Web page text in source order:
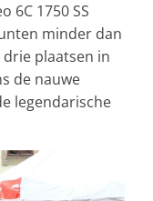
6C 1750 SS
minder dan
plaatsen in
de nauwe
legendarische